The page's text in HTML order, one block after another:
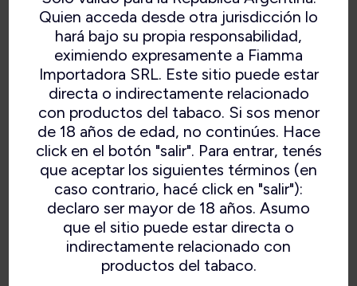
Quien acceda desde otra jurisdicción lo
hará bajo su propia responsabilidad,
eximiendo expresamente a Fiamma
Importadora SRL. Este sitio puede estar
directa o indirectamente relacionado
con productos del tabaco. Si sos menor
de 18 años de edad, no continúes. Hace
click en el botón "salir". Para entrar, tenés
que aceptar los siguientes términos (en
caso contrario, hacé click en "salir"):
declaro ser mayor de 18 años. Asumo
que el sitio puede estar directa o
indirectamente relacionado con
productos del tabaco.
Ancho del cuenco
30 mm
Profundidad de la
cámara
33 mm
Ancho de la cámara
18 mm
Material del tallo
Vulcanita
Filtro
Ninguno
Forma
Póker
Acabado
Rusticado
Brezo